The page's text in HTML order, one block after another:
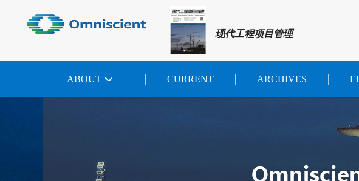
现代工程项目管理
ABOUT CURRENT ARCHIVES